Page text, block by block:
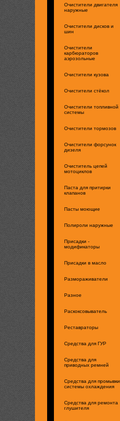
Очистители двигателя
наружные
Очистители дисков и
шин
Очистители
карбюраторов
аэрозольные
Очистители кузова
Очистители стёкол
Очистители топливной
системы
Очистители тормозов
Очистители форсунок
дизеля
Очиститель цепей
мотоциклов
Паста для притирки
клапанов
Пасты моющие
Полироли наружные
Присадки -
модификаторы
Присадки в масло
Размораживатели
Разное
Раскоксовыватель
Реставраторы
Средства для ГУР
Средства для
приводных ремней
Средства для промывки
системы охлаждения
Средства для ремонта
глушителя